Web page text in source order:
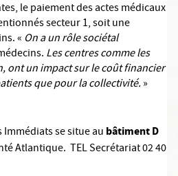
le paiement des actes médicaux
secteur 1, soit une
« On a un rôle sociétal
Les centres comme les
ont un impact sur le coût financier
que pour la collectivité. »
se situe au bâtiment D
Atlantique. TEL Secrétariat 02 40